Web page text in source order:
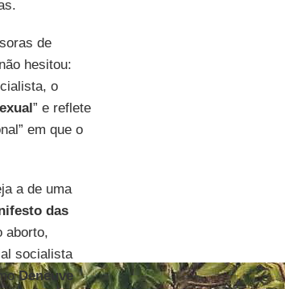
de
hesitou:
o
” e reflete
em que o
a de uma
das
aborto,
socialista
Deneuve